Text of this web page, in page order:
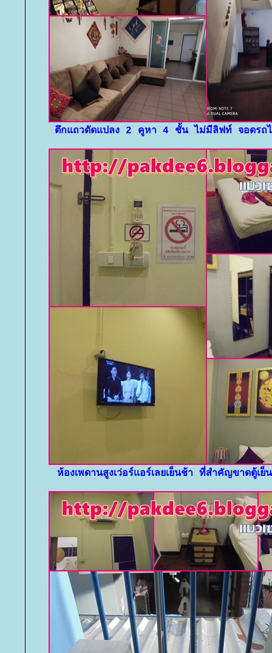
ตึกแถวดัดแปลง 2 คูหา 4 ชั้น ไม่มีลิฟท์ จอดรถ
ห้องเพดานสูงเว่อร์แอร์เลยเย็นช้า ที่สำคัญขาดตู้เ